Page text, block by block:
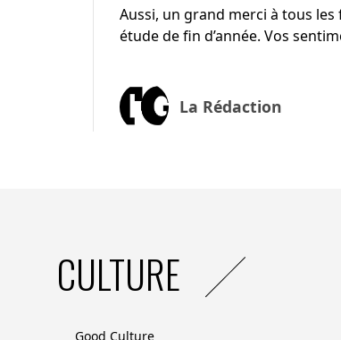
Aussi, un grand merci à tous
étude de fin d’année. Vos
La Rédaction
CULTURE
Good Culture